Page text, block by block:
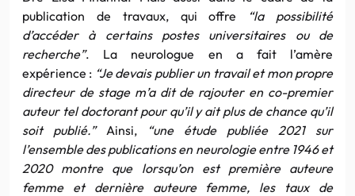
publication de travaux, qui offre
“la possibilité
d’accéder à certains postes universitaires ou de
recherche”. La neurologue en a fait l’amère
expérience : “Je devais publier un travail et mon propre
directeur de stage m’a dit de rajouter en co-premier
auteur tel doctorant pour qu’il y ait plus de chance qu’il
soit publié.” Ainsi,
“une étude publiée 2021 sur
l’ensemble des publications en neurologie entre 1946 et
2020 montre que lorsqu’on est première auteure
femme et dernière auteure femme, les taux de